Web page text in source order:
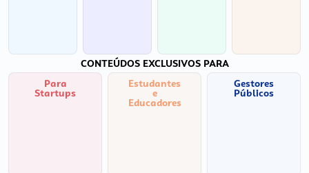
CONTEÚDOS EXCLUSIVOS PARA
Para
Startups
Estudantes
e
Educadores
Gestores
Públicos